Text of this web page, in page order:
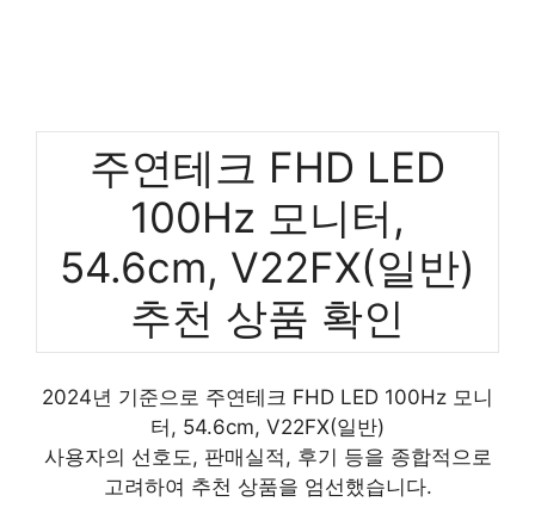
주연테크 FHD LED
100Hz 모니터,
54.6cm, V22FX(일반)
추천 상품 확인
2024년 기준으로 주연테크 FHD LED 100Hz 모니
터, 54.6cm, V22FX(일반)
사용자의 선호도, 판매실적, 후기 등을 종합적으로
고려하여 추천 상품을 엄선했습니다.